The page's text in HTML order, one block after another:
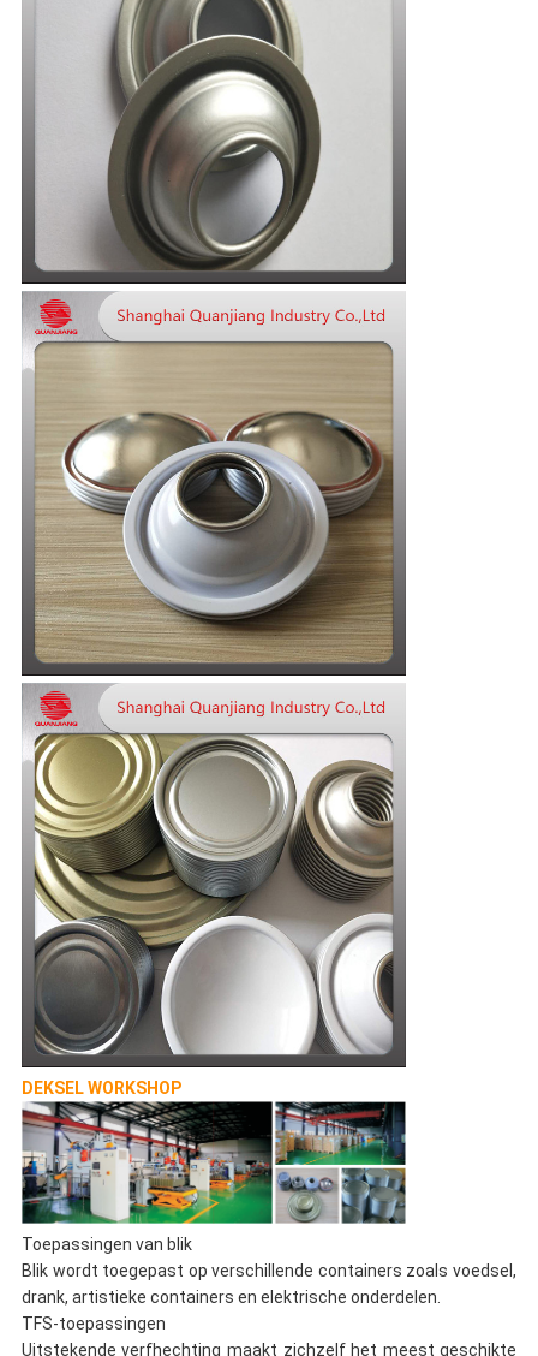
DEKSEL WORKSHOP
Toepassingen van blik
Blik wordt toegepast op verschillende containers zoals voedsel,
drank, artistieke containers en elektrische onderdelen.
TFS-toepassingen
Uitstekende verfhechting maakt zichzelf het meest geschikte